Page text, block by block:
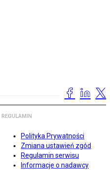
REGULAMIN
Polityka Prywatności
Zmiana ustawień zgód
Regulamin serwisu
Informacje o nadawcy